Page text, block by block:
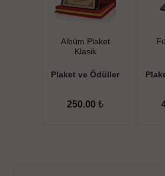
Albüm Plaket
Klasik
Plaket ve Ödüller
250.00 ₺